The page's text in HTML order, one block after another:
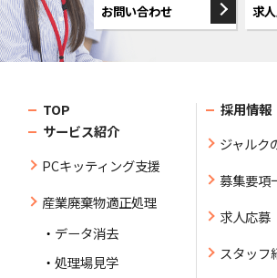
お問い合わせ 求
TOP
サービス紹介
PCキッティング支援
産業廃棄物適正処理
データ消去
処理場見学
採用情報
ジャルク
募集要項
求人応募
スタッフ